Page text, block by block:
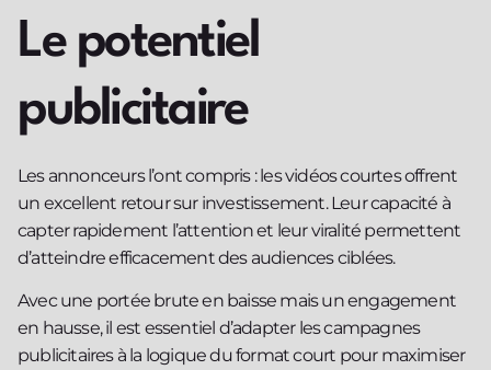
Le potentiel
publicitaire
Les annonceurs l’ont compris : les vidéos courtes offrent
un excellent retour sur investissement. Leur capacité à
capter rapidement l’attention et leur viralité permettent
d’atteindre efficacement des audiences ciblées.
Avec une portée brute en baisse mais un engagement
en hausse, il est essentiel d’adapter les campagnes
publicitaires à la logique du format court pour maximiser